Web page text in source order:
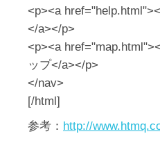
<p><a
</a></p>
<p><a
ップ</a></p>
</nav>
[/html]
参考： http://